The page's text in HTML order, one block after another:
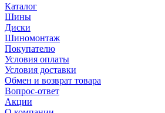
Каталог
Шины
Диски
Шиномонтаж
Покупателю
Условия оплаты
Условия доставки
Обмен и возврат товара
Вопрос-ответ
Акции